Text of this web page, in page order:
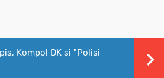
Kompol DK si "Polisi